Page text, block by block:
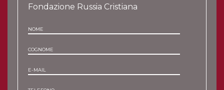
Fondazione Russia Cristiana
NOME
COGNOME
E-MAIL